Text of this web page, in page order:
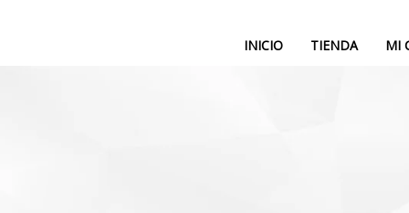
INICIO TIENDA MI